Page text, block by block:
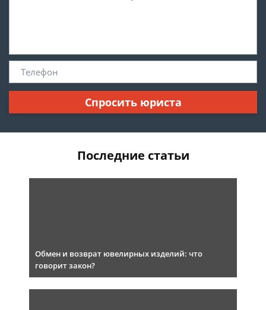
Спросить юриста
Последние статьи
Обмен и возврат ювелирных изделий: что
говорит закон?